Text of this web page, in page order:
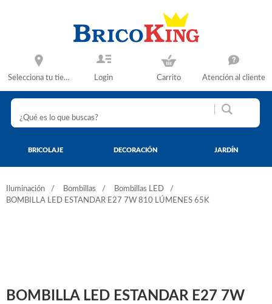
Selecciona tu tienda Login Carrito Atención al cliente
BRICOLAJE DECORACIÓN JARDÍN
Iluminación Bombillas
Bombillas LED
BOMBILLA LED ESTANDAR E27 7W 810 LÚMENES 65K
BOMBILLA LED ESTANDAR E27 7W